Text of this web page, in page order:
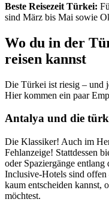
Beste Reisezeit Türkei:
sind März bis Mai sowie
Wo du in der
reisen kannst
Die Türkei ist riesig – und
Hier kommen ein paar
Antalya und die
Die Klassiker! Auch im
Fehlanzeige! Stattdessen
oder Spaziergänge
Inclusive-Hotels sind offen
kaum entscheiden kannst,
möchtest.